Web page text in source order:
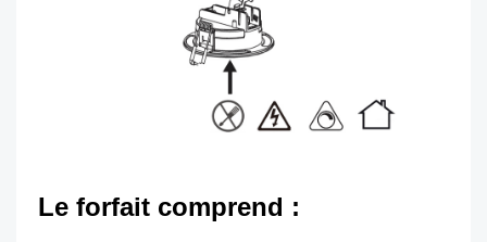
Le forfait comprend :